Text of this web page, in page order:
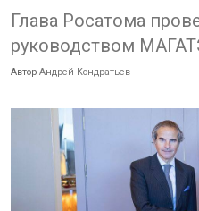
Глава Росатома
руководством
Автор Андрей Кондратьев